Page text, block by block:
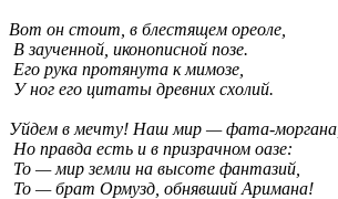
Вот он стоит, в блестящем ореоле,
В заученной, иконописной позе.
Его рука протянута к мимозе,
У ног его цитаты древних схолий.
Уйдем в мечту! Наш мир — фата-моргана,
Но правда есть и в призрачном оазе:
То — мир земли на высоте фантазий,
То — брат Ормузд, обнявший Аримана!